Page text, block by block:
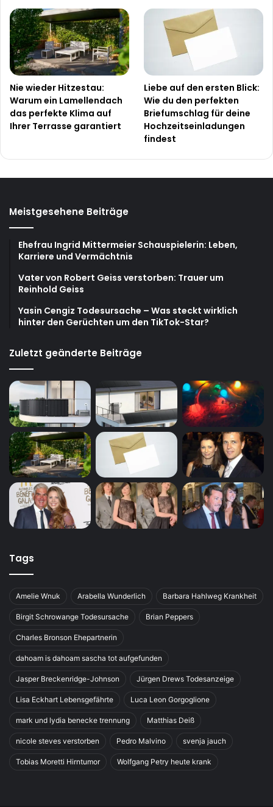
Nie wieder Hitzestau:
Warum ein Lamellendach
das perfekte Klima auf
Ihrer Terrasse garantiert
Liebe auf den ersten Blick:
Wie du den perfekten
Briefumschlag für deine
Hochzeitseinladungen
findest
Meistgesehene Beiträge
Ehefrau Ingrid Mittermeier Schauspielerin: Leben,
Karriere und Vermächtnis
Vater von Robert Geiss verstorben: Trauer um
Reinhold Geiss
Yasin Cengiz Todesursache – Was steckt wirklich
hinter den Gerüchten um den TikTok-Star?
Zuletzt geänderte Beiträge
Tags
Amelie Wnuk Arabella Wunderlich Barbara Hahlweg Krankheit
Birgit Schrowange Todesursache Brian Peppers
Charles Bronson Ehepartnerin
dahoam is dahoam sascha tot aufgefunden
Jasper Breckenridge-Johnson Jürgen Drews Todesanzeige
Lisa Eckhart Lebensgefährte Luca Leon Gorgoglione
mark und lydia benecke trennung Matthias Deiß
nicole steves verstorben Pedro Malvino svenja jauch
Tobias Moretti Hirntumor Wolfgang Petry heute krank